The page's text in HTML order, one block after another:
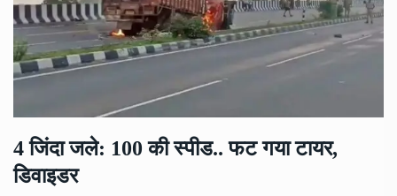
4 जिंदा जले: 100 की स्पीड.. फट गया टायर,
डिवाइडर